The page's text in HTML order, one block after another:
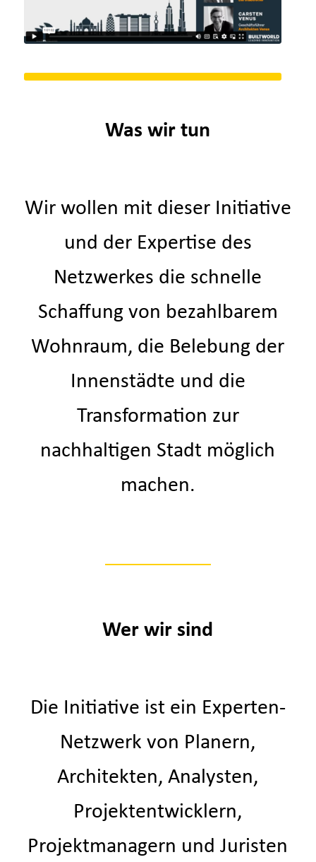
Was wir tun
Wir wollen mit dieser Initiative
und der Expertise des
Netzwerkes die schnelle
Schaffung von bezahlbarem
Wohnraum, die Belebung der
Innenstädte und die
Transformation zur
nachhaltigen Stadt möglich
machen.
Wer wir sind
Die Initiative ist ein Experten-
Netzwerk von Planern,
Architekten, Analysten,
Projektentwicklern,
Projektmanagern und Juristen